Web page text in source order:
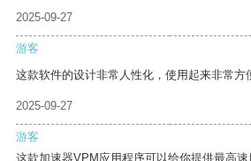
2025-09-27
游客
这款软件的设计非常人性化，使用起来非常方
2025-09-27
游客
这款加速器VPM应用程序可以给你提供最高